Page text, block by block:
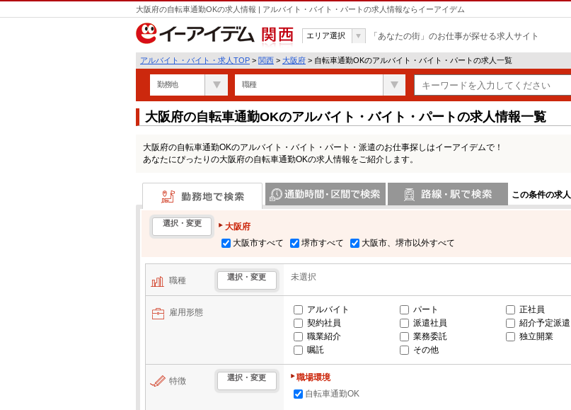
大阪府の自転車通勤OKの求人情報 | アルバイト・バイト・パートの求人情報ならイーアイデム
関西
エリア選択 「あなたの街」のお仕事が探せる求人サイト
アルバイト・バイト・求人TOP > 関西 > 大阪府 > 自転車通勤OKのアルバイト・バイト・パートの求人一覧
勤務地 職種
大阪府の自転車通勤OKのアルバイト・バイト・パートの求人情報一覧
大阪府の自転車通勤OKのアルバイト・バイト・パート・派遣のお仕事探しはイーアイデムで！
あなたにぴったりの大阪府の自転車通勤OKの求人情報をご紹介します。
この条件の求人
勤務地で検索
選択・変更
大阪府
大阪市すべて
堺市すべて 大阪市、堺市以外すべて
職種 選択・変更 未選択
雇用形態 アルバイト パート
正社員
契約社員
派遣社員
紹介予定派遣
職業紹介
業務委託
独立開業
嘱託
その他
特徴 選択・変更
職場環境
自転車通勤OK